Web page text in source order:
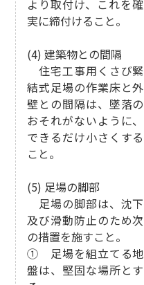
より取付け、これを確
実に締付けること。
(4) 建築物との間隔
住宅工事用くさび緊
結式足場の作業床と外
壁との間隔は、墜落の
おそれがないように、
できるだけ小さくする
こと。
(5) 足場の脚部
足場の脚部は、沈下
及び滑動防止のため次
の措置を施すこと。
① 足場を組立てる地
盤は、堅固な場所とす